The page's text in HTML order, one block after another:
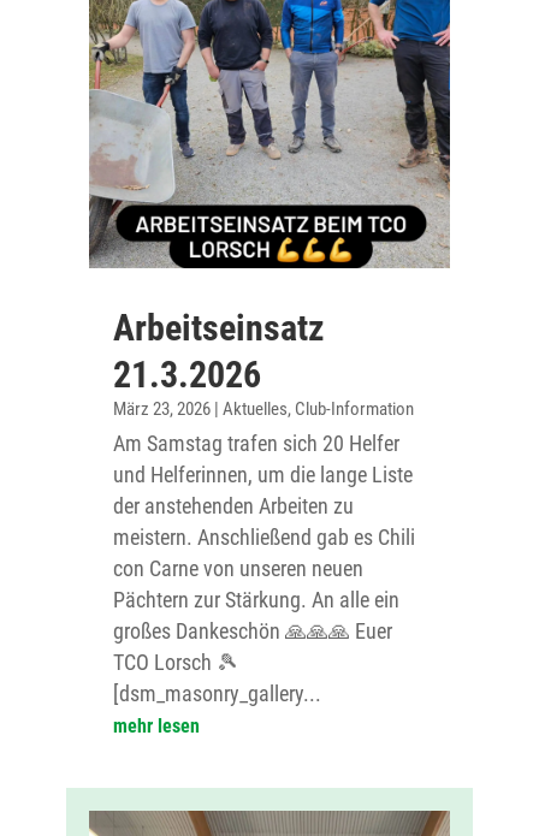
Arbeitseinsatz
21.3.2026
März 23, 2026| Aktuelles, Club-Information
Am Samstag trafen sich 20 Helfer
und Helferinnen, um die lange Liste
der anstehenden Arbeiten zu
meistern. Anschließend gab es Chili
con Carne von unseren neuen
Pächtern zur Stärkung. An alle ein
großes Dankeschön 🙏🙏🙏 Euer
TCO Lorsch 🎾
[dsm_masonry_gallery...
mehr lesen